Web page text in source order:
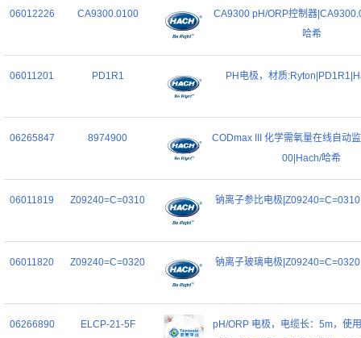
06012226 CA9300.0100
CA9300 pH/ORP控制器
哈希
06011201 PD1R1 PH电极，材质
06265847 8974900
CODmax III 化学需氧量在线自动
00|Hach/哈希
06011819 Z09240=C=0310 钠离子参比电极
06011820 Z09240=C=0320 钠离子玻璃电极
06266890 ELCP-21-5F
pH/ORP 电极，电缆长：5m，使